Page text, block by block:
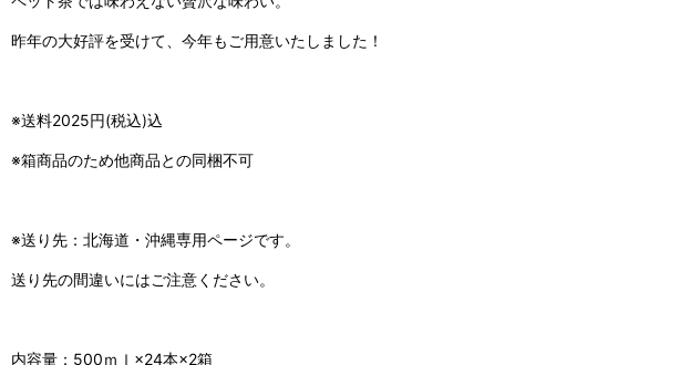
昨年の大好評を受けて、今年もご用意いたしました！
※送料2025円(税込)込
※箱商品のため他商品との同梱不可
※送り先：北海道・沖縄専用ページです。
送り先の間違いにはご注意ください。
内容量：500ｍｌ×24本×2箱